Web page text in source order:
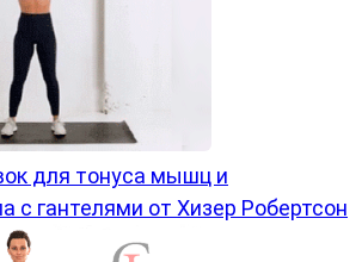
для тонуса мышц и
с гантелями от Хизер Робертсон